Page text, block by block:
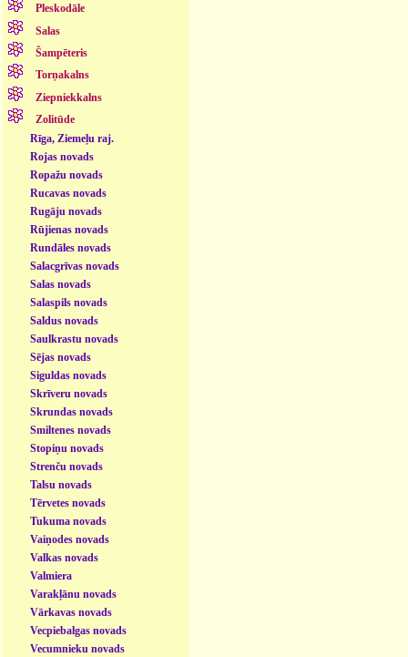
Pleskodāle
Salas
Šampēteris
Torņakalns
Ziepniekkalns
Zolitūde
Rīga, Ziemeļu raj.
Rojas novads
Ropažu novads
Rucavas novads
Rugāju novads
Rūjienas novads
Rundāles novads
Salacgrīvas novads
Salas novads
Salaspils novads
Saldus novads
Saulkrastu novads
Sējas novads
Siguldas novads
Skrīveru novads
Skrundas novads
Smiltenes novads
Stopiņu novads
Strenču novads
Talsu novads
Tērvetes novads
Tukuma novads
Vaiņodes novads
Valkas novads
Valmiera
Varakļānu novads
Vārkavas novads
Vecpiebalgas novads
Vecumnieku novads